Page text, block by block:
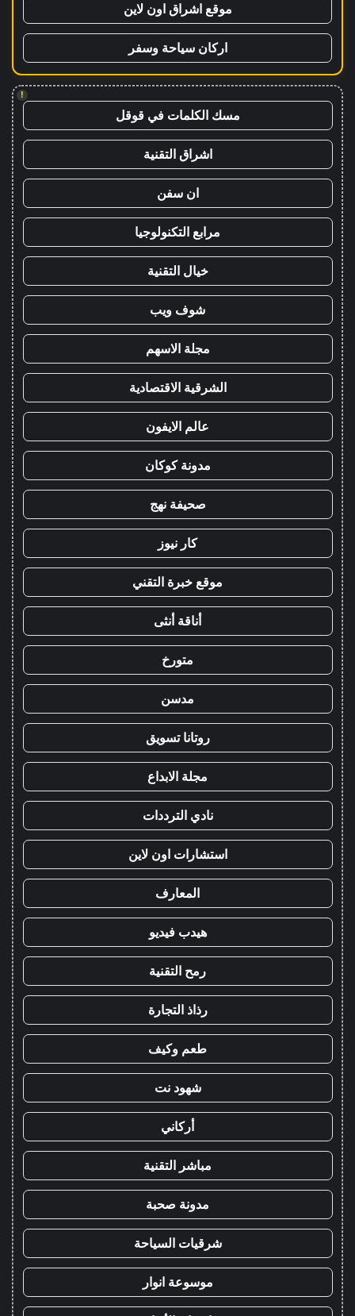
موقع اشراق اون لاين
اركان سياحة وسفر
!
مسك الكلمات في قوقل
اشراق التقنية
ان سفن
مرابع التكنولوجيا
خيال التقنية
شوف ويب
مجلة الاسهم
الشرقية الاقتصادية
عالم الايفون
مدونة كوكان
صحيفة نهج
كار نيوز
موقع خبرة التقني
أناقة أنثى
متورخ
مدسن
روتانا تسويق
مجلة الابداع
نادي الترددات
استشارات اون لاين
المعارف
هيدب فيديو
رمح التقنية
رذاذ التجارة
طعم وكيف
شهود نت
أركاني
مباشر التقنية
مدونة صحبة
شرقيات السياحة
موسوعة انوار